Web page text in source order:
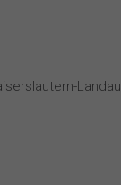
Landau